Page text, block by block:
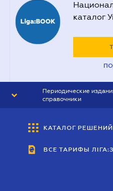
каталог
Периодические
справочники
БУХГАЛТЕР&ЗАКОН
ВЕСТНИК МСФО
КАТАЛОГ РЕШЕНИЙ
ВСЕ ТАРИФЫ